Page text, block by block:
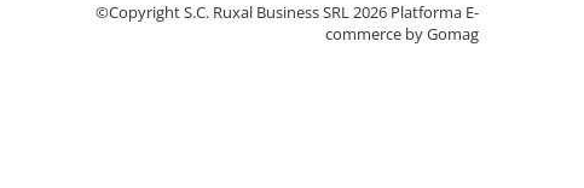
©Copyright S.C. Ruxal Business SRL 2026 Platforma E-
commerce by Gomag